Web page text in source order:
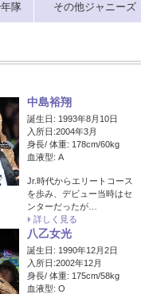
隊 その他ジャニーズ
中島裕翔
誕生日: 1993年8月10日
入所日:2004年3月
身長/ 体重: 178cm/60kg
血液型: A
Jr.時代からエリートコース
を歩み、デビュー当時はセ
ンターだったが…
詳しく見る
八乙女光
誕生日: 1990年12月2日
入所日:2002年12月
身長/ 体重: 175cm/58kg
血液型: O